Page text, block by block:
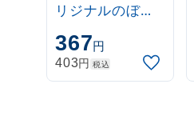
リジナルのぼり
ポール 1.6～3m
伸縮式 白
(30537***)
367円
403円 税込